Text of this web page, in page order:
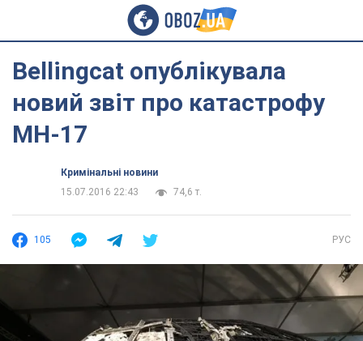
Bellingcat опублікувала
новий звіт про катастрофу
MH-17
Кримінальні новини
15.07.2016 22:43
74,6 т.
105 РУС